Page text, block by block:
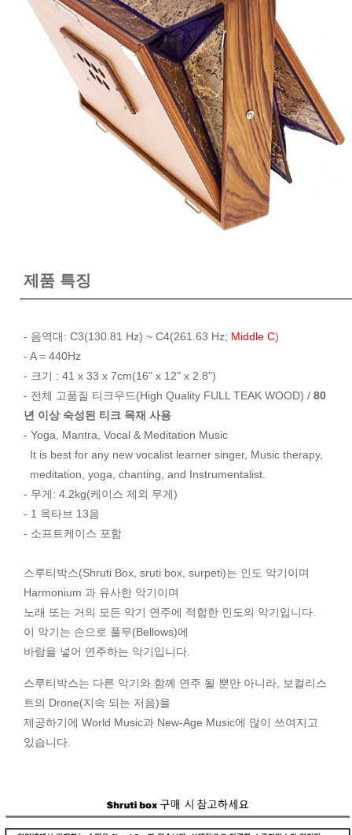
제품 특징
- 음역대: C3(130.81 Hz) ~ C4(261.63 Hz; Middle C)
- A = 440Hz
- 크기 : 41 x 33 x 7cm(16" x 12" x 2.8")
- 전체 고품질 티크우드(High Quality FULL TEAK WOOD) / 80
년 이상 숙성된 티크 목재 사용
- Yoga, Mantra, Vocal & Meditation Music
It is best for any new vocalist learner singer, Music therapy,
meditation, yoga, chanting, and Instrumentalist.
- 무게: 4.2kg(케이스 제외 무게)
- 1 옥타브 13음
- 소프트케이스 포함
스루티박스(Shruti Box, sruti box, surpeti)는 인도 악기이며
Harmonium 과 유사한 악기이며
노래 또는 거의 모든 악기 연주에 적합한 인도의 악기입니다.
이 악기는 손으로 풀무(Bellows)에
바람을 넣어 연주하는 악기입니다.
스루티박스는 다른 악기와 함께 연주 될 뿐만 아니라, 보컬리스
트의 Drone(지속 되는 저음)을
제공하기에 World Music과 New-Age Music에 많이 쓰여지고
있습니다.